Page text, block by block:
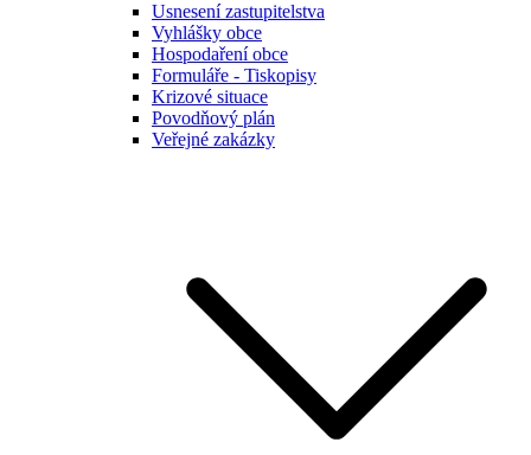
Usnesení zastupitelstva
Vyhlášky obce
Hospodaření obce
Formuláře - Tiskopisy
Krizové situace
Povodňový plán
Veřejné zakázky